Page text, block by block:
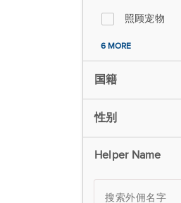
照顾宠物
6 MORE
国籍
性别
Helper Name